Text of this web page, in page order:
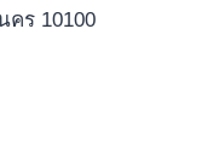
คร 10100